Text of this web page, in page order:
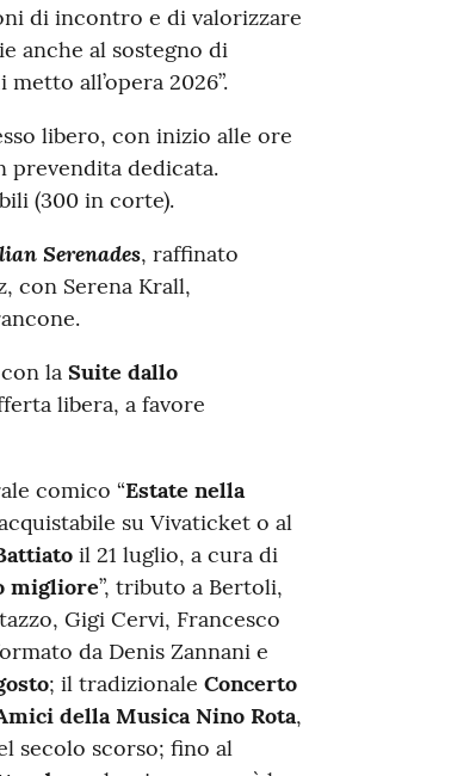
di incontro e di valorizzare
anche al sostegno di
all’opera 2026”.
libero, con inizio alle ore
prevendita dedicata.
(300 in corte).
Serenades, raffinato
con Serena Krall,
la Suite dallo
libera, a favore
comico “Estate nella
su Vivaticket o al
il 21 luglio, a cura di
migliore”, tributo a Bertoli,
Gigi Cervi, Francesco
da Denis Zannani e
; il tradizionale Concerto
della Musica Nino Rota,
secolo scorso; fino al